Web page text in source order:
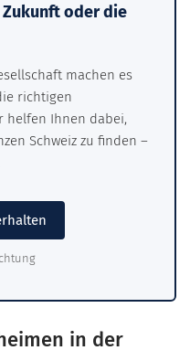
Zukunft oder die
machen es
richtigen
helfen Ihnen dabei,
Schweiz zu finden –
in der